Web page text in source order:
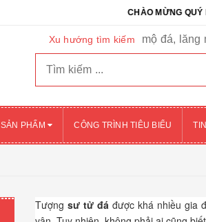
CHÀO MỪNG QUÝ KHÁCH
Xu hướng tìm kiếm mộ đá, lăng
SẢN PHẨM CÔNG TRÌNH TIÊU BIỂU
Tượng sư tử đá được khá nhiều gia